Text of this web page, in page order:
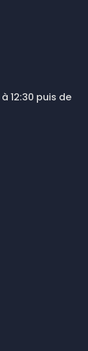
12:30 puis de